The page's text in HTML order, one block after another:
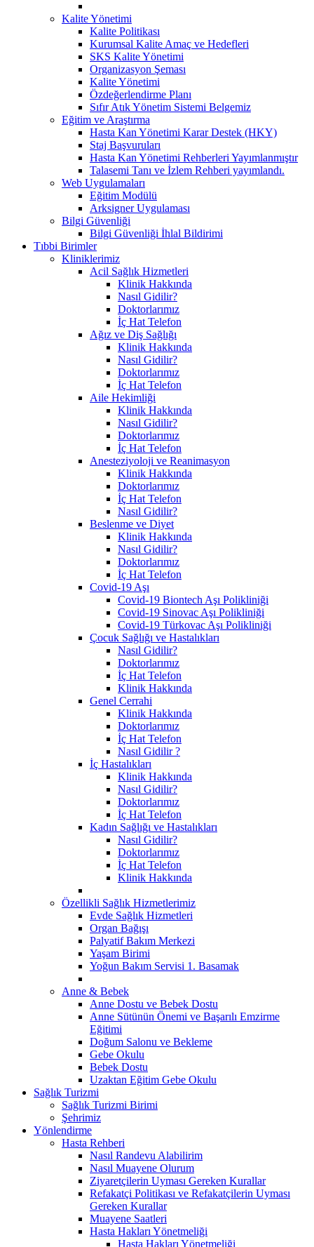
Kalite Yönetimi
Kalite Politikası
Kurumsal Kalite Amaç ve Hedefleri
SKS Kalite Yönetimi
Organizasyon Şeması
Kalite Yönetimi
Özdeğerlendirme Planı
Sıfır Atık Yönetim Sistemi Belgemiz
Eğitim ve Araştırma
Hasta Kan Yönetimi Karar Destek (HKY)
Staj Başvuruları
Hasta Kan Yönetimi Rehberleri Yayımlanmıştır
Talasemi Tanı ve İzlem Rehberi yayımlandı.
Web Uygulamaları
Eğitim Modülü
Arksigner Uygulaması
Bilgi Güvenliği
Bilgi Güvenliği İhlal Bildirimi
Tıbbi Birimler
Kliniklerimiz
Acil Sağlık Hizmetleri
Klinik Hakkında
Nasıl Gidilir?
Doktorlarımız
İç Hat Telefon
Ağız ve Diş Sağlığı
Klinik Hakkında
Nasıl Gidilir?
Doktorlarımız
İç Hat Telefon
Aile Hekimliği
Klinik Hakkında
Nasıl Gidilir?
Doktorlarımız
İç Hat Telefon
Anesteziyoloji ve Reanimasyon
Klinik Hakkında
Doktorlarımız
İç Hat Telefon
Nasıl Gidilir?
Beslenme ve Diyet
Klinik Hakkında
Nasıl Gidilir?
Doktorlarımız
İç Hat Telefon
Covid-19 Aşı
Covid-19 Biontech Aşı Polikliniği
Covid-19 Sinovac Aşı Polikliniği
Covid-19 Türkovac Aşı Polikliniği
Çocuk Sağlığı ve Hastalıkları
Nasıl Gidilir?
Doktorlarımız
İç Hat Telefon
Klinik Hakkında
Genel Cerrahi
Klinik Hakkında
Doktorlarımız
İç Hat Telefon
Nasıl Gidilir ?
İç Hastalıkları
Klinik Hakkında
Nasıl Gidilir?
Doktorlarımız
İç Hat Telefon
Kadın Sağlığı ve Hastalıkları
Nasıl Gidilir?
Doktorlarımız
İç Hat Telefon
Klinik Hakkında
Özellikli Sağlık Hizmetlerimiz
Evde Sağlık Hizmetleri
Organ Bağışı
Palyatif Bakım Merkezi
Yaşam Birimi
Yoğun Bakım Servisi 1. Basamak
Anne & Bebek
Anne Dostu ve Bebek Dostu
Anne Sütünün Önemi ve Başarılı Emzirme
Eğitimi
Doğum Salonu ve Bekleme
Gebe Okulu
Bebek Dostu
Uzaktan Eğitim Gebe Okulu
Sağlık Turizmi
Sağlık Turizmi Birimi
Şehrimiz
Yönlendirme
Hasta Rehberi
Nasıl Randevu Alabilirim
Nasıl Muayene Olurum
Ziyaretçilerin Uyması Gereken Kurallar
Refakatçi Politikası ve Refakatçilerin Uyması
Gereken Kurallar
Muayene Saatleri
Hasta Hakları Yönetmeliği
Hasta Hakları Yönetmeliği